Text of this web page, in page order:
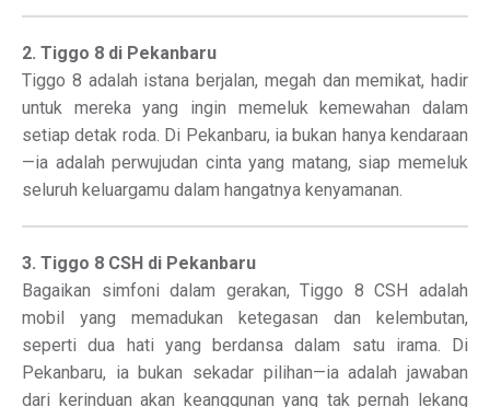
2. Tiggo 8 di Pekanbaru
Tiggo 8 adalah istana berjalan, megah dan memikat, hadir
untuk mereka yang ingin memeluk kemewahan dalam
setiap detak roda. Di Pekanbaru, ia bukan hanya kendaraan
—ia adalah perwujudan cinta yang matang, siap memeluk
seluruh keluargamu dalam hangatnya kenyamanan.
3. Tiggo 8 CSH di Pekanbaru
Bagaikan simfoni dalam gerakan, Tiggo 8 CSH adalah
mobil yang memadukan ketegasan dan kelembutan,
seperti dua hati yang berdansa dalam satu irama. Di
Pekanbaru, ia bukan sekadar pilihan—ia adalah jawaban
dari kerinduan akan keanggunan yang tak pernah lekang